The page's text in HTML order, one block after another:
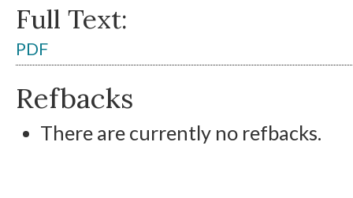
Full Text:
PDF
Refbacks
There are currently no refbacks.